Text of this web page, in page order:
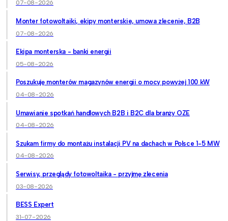
07-08-2026
Monter fotowoltaiki, ekipy monterskie, umowa zlecenie, B2B
07-08-2026
Ekipa monterska - banki energii
05-08-2026
Poszukuję monterów magazynów energii o mocy powyżej 100 kW
04-08-2026
Umawianie spotkań handlowych B2B i B2C dla branży OZE
04-08-2026
Szukam firmy do montażu instalacji PV na dachach w Polsce 1-5 MW
04-08-2026
Serwisy, przeglądy fotowoltaika - przyjmę zlecenia
03-08-2026
BESS Expert
31-07-2026